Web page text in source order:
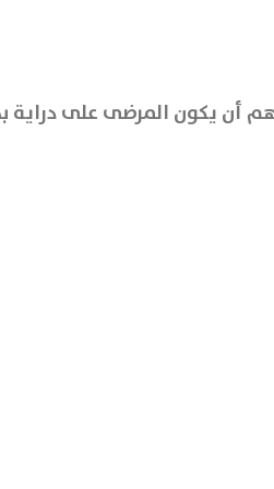
أن يكون المرضى على دراية